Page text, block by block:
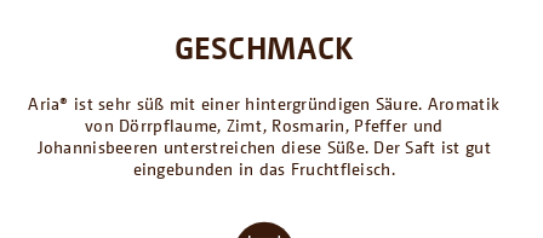
GESCHMACK
Aria® ist sehr süß mit einer hintergründigen Säure. Aromatik
von Dörrpflaume, Zimt, Rosmarin, Pfeffer und
Johannisbeeren unterstreichen diese Süße. Der Saft ist gut
eingebunden in das Fruchtfleisch.